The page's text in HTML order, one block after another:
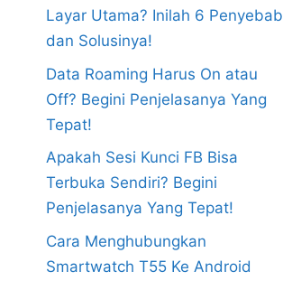
Layar Utama? Inilah 6 Penyebab
dan Solusinya!
Data Roaming Harus On atau
Off? Begini Penjelasanya Yang
Tepat!
Apakah Sesi Kunci FB Bisa
Terbuka Sendiri? Begini
Penjelasanya Yang Tepat!
Cara Menghubungkan
Smartwatch T55 Ke Android